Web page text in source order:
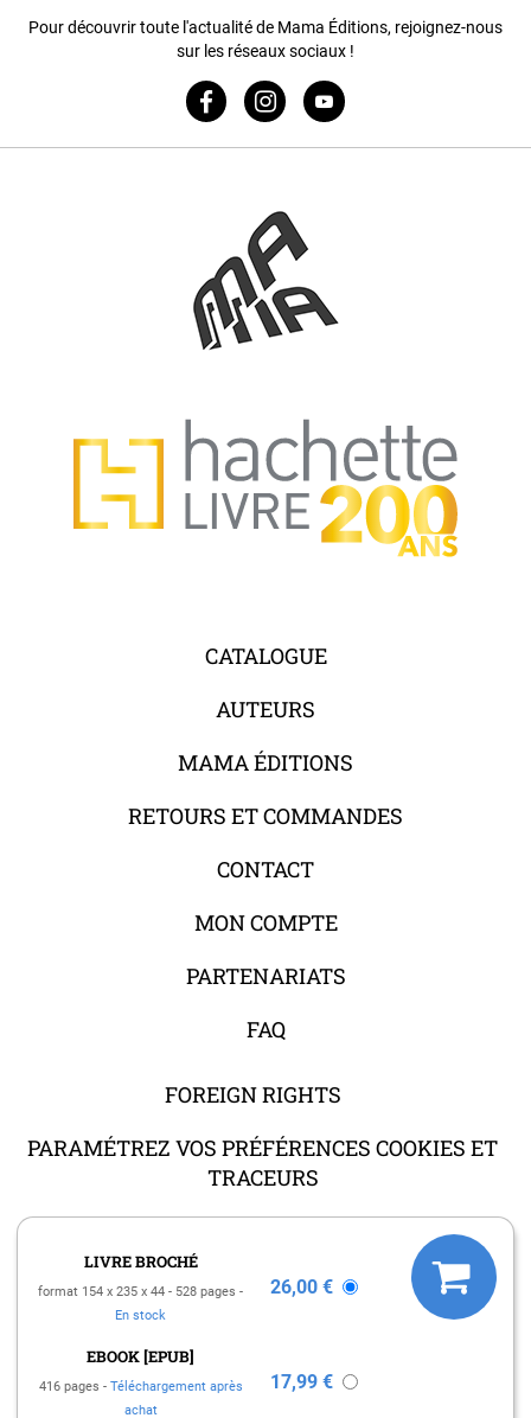
LIVRE BROCHÉ
format 154 x 235 x 44
528 pages
En stock
26,00 €
EBOOK [EPUB]
416 pages
Téléchargement après
achat
17,99 €
Pour découvrir toute l'actualité de Mama Éditions, rejoignez-nous
sur les réseaux sociaux !
CATALOGUE
AUTEURS
MAMA ÉDITIONS
RETOURS ET COMMANDES
CONTACT
MON COMPTE
PARTENARIATS
FAQ
FOREIGN RIGHTS
PARAMÉTREZ VOS PRÉFÉRENCES COOKIES ET
TRACEURS
CHARTE DES DONNÉES PERSONNELLES
CONDITIONS GÉNÉRALES DE VENTE